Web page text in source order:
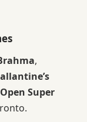
,
Super